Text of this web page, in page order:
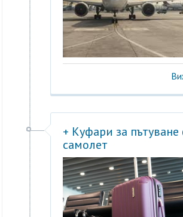
+ Куфари за пътуване
самолет